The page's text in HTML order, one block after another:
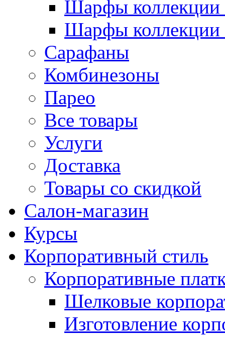
Шарфы
Шарфы коллекции
Сарафаны
Комбинезоны
Парео
Все товары
Услуги
Доставка
Товары со скидкой
Салон-магазин
Курсы
Корпоративный стиль
Корпоративные
Шелковые
Изготовление